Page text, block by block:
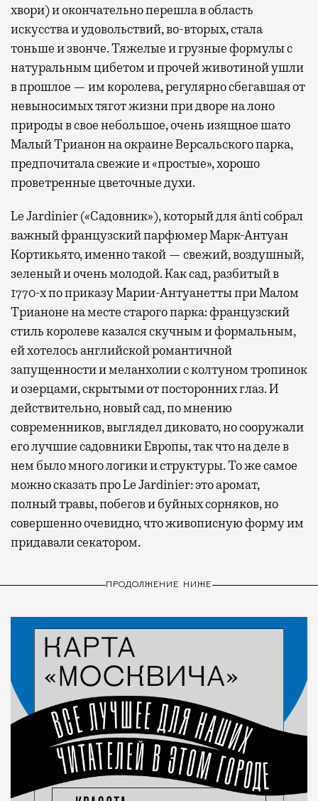
хвори) и окончательно перешла в область
искусства и удовольствий, во-вторых, стала
тоньше и звонче. Тяжелые и грузные формулы с
натуральным цибетом и прочей животиной ушли
в прошлое — им королева, регулярно cбегавшая от
невыносимых тягот жизни при дворе на лоно
природы в свое небольшое, очень изящное шато
Малый Трианон на окраине Версальского парка,
предпочитала свежие и «простые», хорошо
проветренные цветочные духи.
Le Jardinier («Садовник»), который для ānti собрал
важный французский парфюмер Марк-Антуан
Кортикьято, именно такой — свежий, воздушный,
зеленый и очень молодой. Как сад, разбитый в
1770-х по приказу Марии-Антуанетты при Малом
Трианоне на месте старого парка: французский
стиль королеве казался скучным и формальным,
ей хотелось английской романтичной
запущенности и меланхолии с колтуном тропинок
и озерцами, скрытыми от посторонних глаз. И
действительно, новый сад, по мнению
современников, выглядел диковато, но сооружали
его лучшие садовники Европы, так что на деле в
нем было много логики и структуры. То же самое
можно сказать про Le Jardinier: это аромат,
полный травы, побегов и буйных сорняков, но
совершенно очевидно, что живописную форму им
придавали секатором.
ПРОДОЛЖЕНИЕ НИЖЕ